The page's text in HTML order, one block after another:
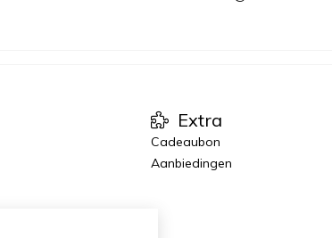
Extra
Cadeaubon
Aanbiedingen